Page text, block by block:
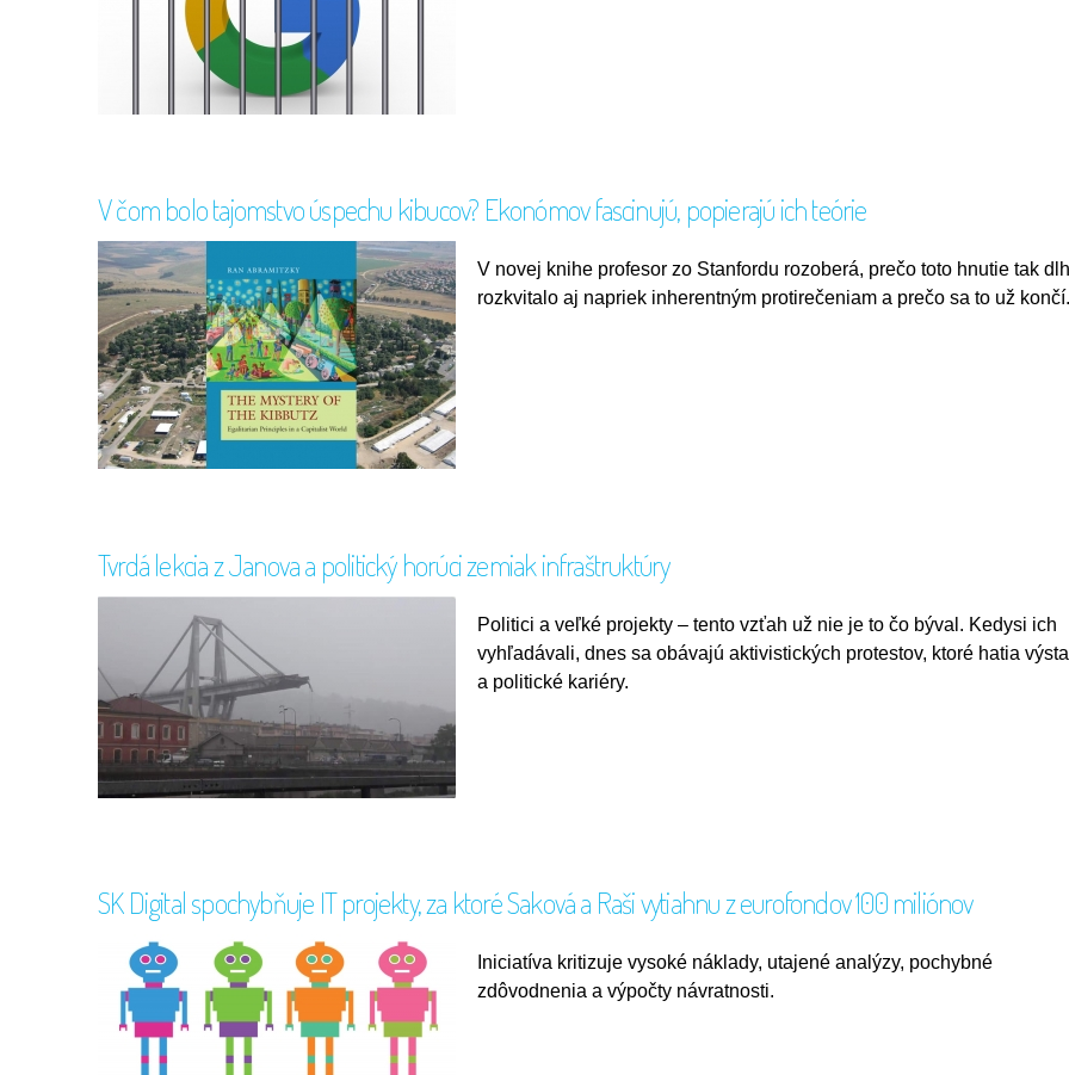
V čom bolo tajomstvo úspechu kibucov? Ekonómov fascinujú, popierajú ich teórie
V novej knihe profesor zo Stanfordu rozoberá, prečo toto hnutie tak
rozkvitalo aj napriek inherentným protirečeniam a prečo sa to už končí.
Tvrdá lekcia z Janova a politický horúci zemiak infraštruktúry
Politici a veľké projekty – tento vzťah už nie je to čo býval. Kedysi ich
vyhľadávali, dnes sa obávajú aktivistických protestov, ktoré hatia
a politické kariéry.
SK Digital spochybňuje IT projekty, za ktoré Saková a Raši vytiahnu z eurofondov 100 miliónov
Iniciatíva kritizuje vysoké náklady, utajené analýzy, pochybné
zdôvodnenia a výpočty návratnosti.